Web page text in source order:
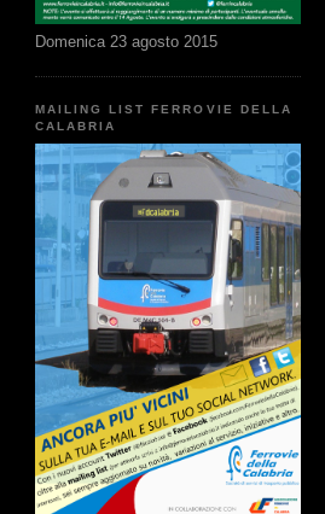
Domenica 23 agosto 2015
MAILING LIST FERROVIE DELLA
CALABRIA